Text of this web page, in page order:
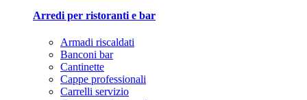
Arredi per ristoranti e bar
Armadi riscaldati
Banconi bar
Cantinette
Cappe professionali
Carrelli servizio